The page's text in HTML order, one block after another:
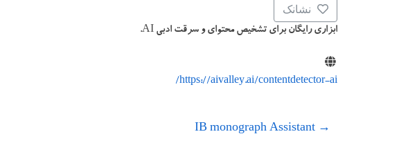
نشانک
ابزاری رایگان برای تشخیص محتوای و سرقت ادبی AI.
https://aivalley.ai/contentdetector-ai/
→